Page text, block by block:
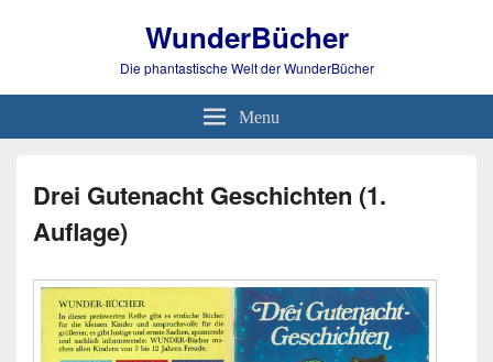
WunderBücher
Die phantastische Welt der WunderBücher
Menu
Drei Gutenacht Geschichten (1.
Auflage)